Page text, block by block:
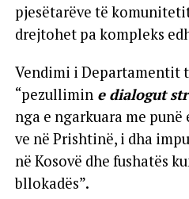
pjesëtarëve të
drejtohet pa kompleks
Vendimi i Departamentit
“pezullimin e dialogut
nga e ngarkuara me punë
ve në Prishtinë, i dha
në Kosovë dhe fushatës
bllokadës”.